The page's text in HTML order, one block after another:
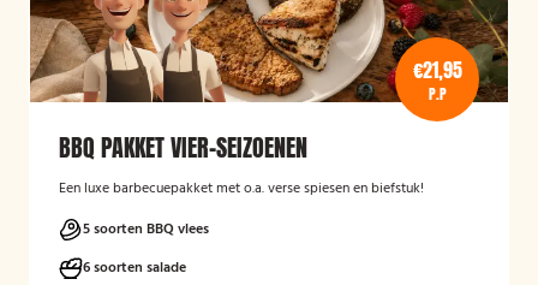
€21,95
P.P
BBQ PAKKET VIER-SEIZOENEN
Een luxe barbecuepakket met o.a. verse spiesen en biefstuk!
5 soorten BBQ vlees
6 soorten salade